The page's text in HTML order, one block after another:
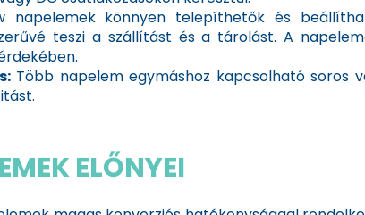
napelemek könnyen telepíthetők és
teszi a szállítást és a tárolást. A
Több napelem egymáshoz kapcsolható soros
ELŐNYEI